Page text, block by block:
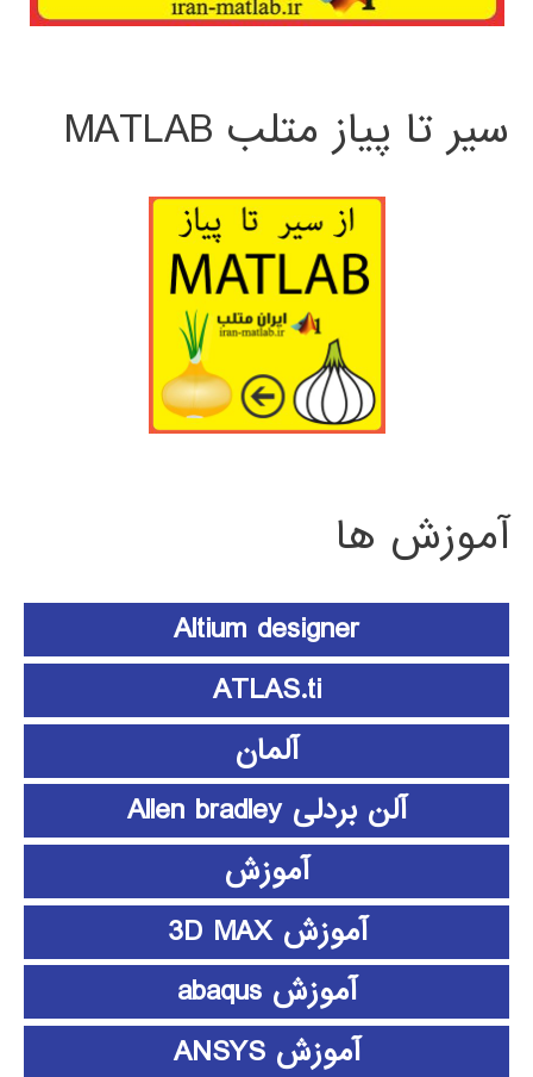
سیر تا پیاز متلب MATLAB
آموزش ها
Altium designer
ATLAS.ti
آلمان
آلن بردلی Allen bradley
آموزش
آموزش 3D MAX
آموزش abaqus
آموزش ANSYS